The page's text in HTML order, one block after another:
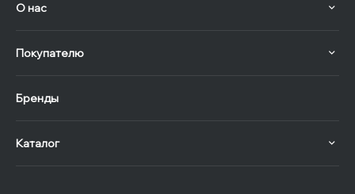
О нас
Покупателю
Бренды
Каталог